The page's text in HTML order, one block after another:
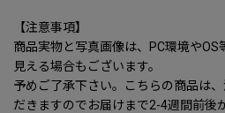
【注意事項】
商品実物と写真画像は、PC環境や
見える場合もございます。
予めご了承下さい。こちらの商品は
だきますのでお届けまで2-4週間前後